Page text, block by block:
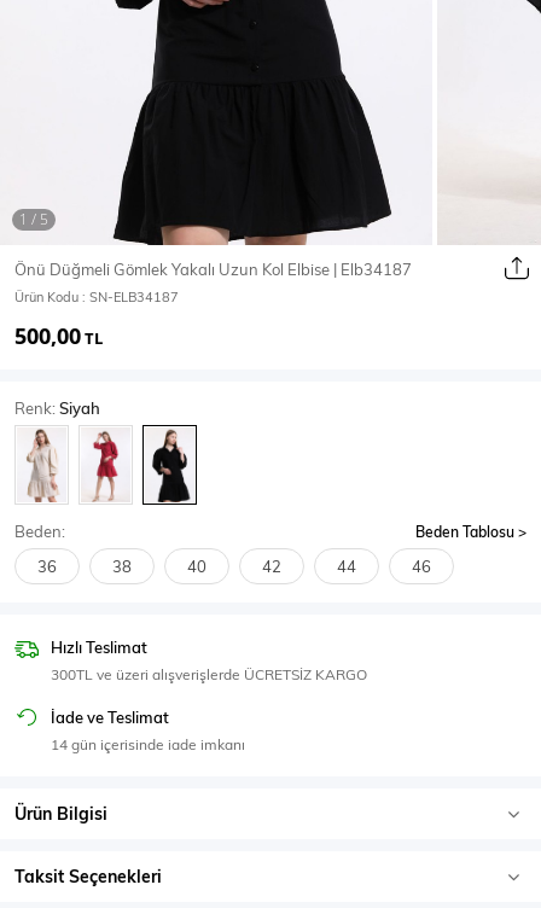
Yağmurluk
T-Shirt
Body
SPOR GİYİM
Eşofman Üstü
Önü Düğmeli Gömlek Yakalı Uzun Kol Elbise | Elb34187
Ürün Kodu : SN-ELB34187
500,00TL
Renk:Siyah
Beden: Beden Tablosu
36 38 40 42 44 46
Hızlı Teslimat
300TL ve üzeri alışverişlerde ÜCRETSİZ KARGO
İade ve Teslimat
14 gün içerisinde iade imkanı
Ürün Bilgisi
Taksit Seçenekleri